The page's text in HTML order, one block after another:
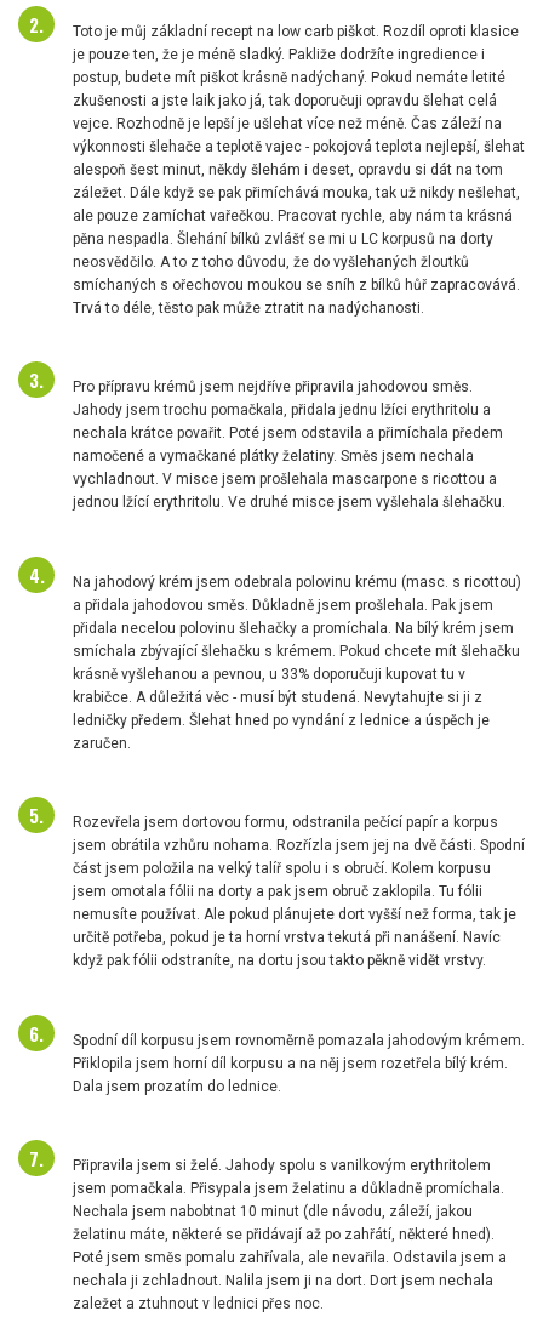
Toto je můj základní recept na low carb piškot. Rozdíl oproti klasice
je pouze ten, že je méně sladký. Pakliže dodržíte ingredience i
postup, budete mít piškot krásně nadýchaný. Pokud nemáte letité
zkušenosti a jste laik jako já, tak doporučuji opravdu šlehat celá
vejce. Rozhodně je lepší je ušlehat více než méně. Čas záleží na
výkonnosti šlehače a teplotě vajec - pokojová teplota nejlepší, šlehat
alespoň šest minut, někdy šlehám i deset, opravdu si dát na tom
záležet. Dále když se pak přimíchává mouka, tak už nikdy nešlehat,
ale pouze zamíchat vařečkou. Pracovat rychle, aby nám ta krásná
pěna nespadla. Šlehání bílků zvlášť se mi u LC korpusů na dorty
neosvědčilo. A to z toho důvodu, že do vyšlehaných žloutků
smíchaných s ořechovou moukou se sníh z bílků hůř zapracovává.
Trvá to déle, těsto pak může ztratit na nadýchanosti.
Pro přípravu krémů jsem nejdříve připravila jahodovou směs.
Jahody jsem trochu pomačkala, přidala jednu lžíci erythritolu a
nechala krátce povařit. Poté jsem odstavila a přimíchala předem
namočené a vymačkané plátky želatiny. Směs jsem nechala
vychladnout. V misce jsem prošlehala mascarpone s ricottou a
jednou lžící erythritolu. Ve druhé misce jsem vyšlehala šlehačku.
Na jahodový krém jsem odebrala polovinu krému (masc. s ricottou)
a přidala jahodovou směs. Důkladně jsem prošlehala. Pak jsem
přidala necelou polovinu šlehačky a promíchala. Na bílý krém jsem
smíchala zbývající šlehačku s krémem. Pokud chcete mít šlehačku
krásně vyšlehanou a pevnou, u 33% doporučuji kupovat tu v
krabičce. A důležitá věc - musí být studená. Nevytahujte si ji z
ledničky předem. Šlehat hned po vyndání z lednice a úspěch je
zaručen.
Rozevřela jsem dortovou formu, odstranila pečící papír a korpus
jsem obrátila vzhůru nohama. Rozřízla jsem jej na dvě části. Spodní
část jsem položila na velký talíř spolu i s obručí. Kolem korpusu
jsem omotala fólii na dorty a pak jsem obruč zaklopila. Tu fólii
nemusíte používat. Ale pokud plánujete dort vyšší než forma, tak je
určitě potřeba, pokud je ta horní vrstva tekutá při nanášení. Navíc
když pak fólii odstraníte, na dortu jsou takto pěkně vidět vrstvy.
Spodní díl korpusu jsem rovnoměrně pomazala jahodovým krémem.
Přiklopila jsem horní díl korpusu a na něj jsem rozetřela bílý krém.
Dala jsem prozatím do lednice.
Připravila jsem si želé. Jahody spolu s vanilkovým erythritolem
jsem pomačkala. Přisypala jsem želatinu a důkladně promíchala.
Nechala jsem nabobtnat 10 minut (dle návodu, záleží, jakou
želatinu máte, některé se přidávají až po zahřátí, některé hned).
Poté jsem směs pomalu zahřívala, ale nevařila. Odstavila jsem a
nechala ji zchladnout. Nalila jsem ji na dort. Dort jsem nechala
zaležet a ztuhnout v lednici přes noc.